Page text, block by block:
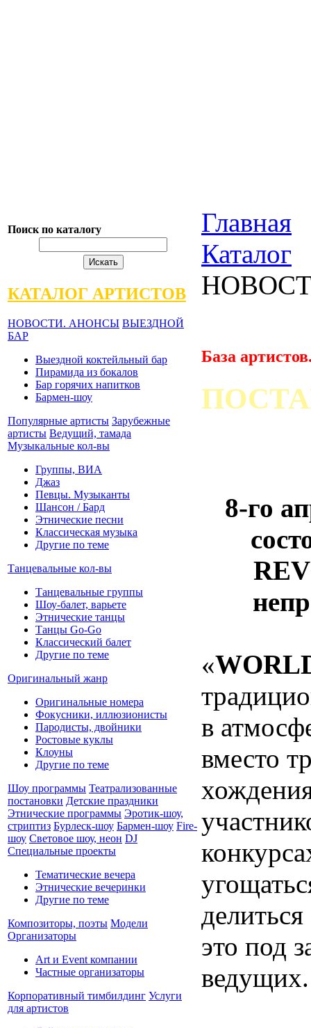
Поиск по каталогу
КАТАЛОГ АРТИСТОВ
НОВОСТИ. АНОНСЫ ВЫЕЗДНОЙ
БАР
Выездной коктейльный бар
Пирамида из бокалов
Бар горячих напитков
Бармен-шоу
Популярные артисты Зарубежные
артисты Ведущий, тамада
Музыкальные кол-вы
Группы, ВИА
Джаз
Певцы. Музыканты
Шансон / Бард
Этнические песни
Классическая музыка
Другие по теме
Танцевальные кол-вы
Танцевальные группы
Шоу-балет, варьете
Этнические танцы
Танцы Go-Go
Классический балет
Другие по теме
Оригинальный жанр
Оригинальные номера
Фокусники, иллюзионисты
Пародисты, двойники
Ростовые куклы
Клоуны
Другие по теме
Шоу программы Театрализованные
постановки Детские праздники
Этнические программы Эротик-шоу,
стриптиз Бурлеск-шоу Бармен-шоу Fire-
шоу Световое шоу, неон DJ
Специальные проекты
Тематические вечера
Этнические вечеринки
Другие по теме
Композиторы, поэты Модели
Организаторы
Art и Event компании
Частные организаторы
Корпоративный тимбилдинг Услуги
для артистов
Главная
Каталог
База
8-го
«
в
вместо
это под
ведущих.